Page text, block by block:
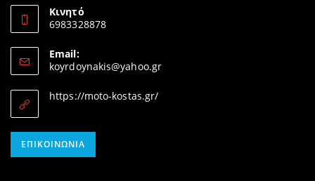
in
your
Κινητό
6983328878
in
your
application
Email:
koyrdoynakis@yahoo.grOpens
https://moto-kostas.gr/
ΕΠΙΚΟΙΝΩΝΊΑ